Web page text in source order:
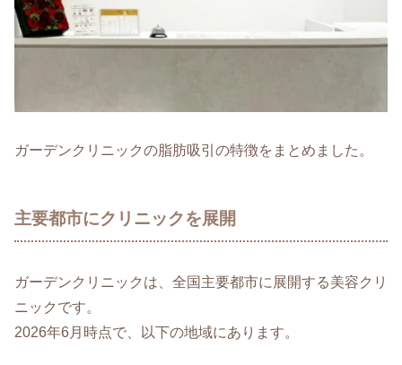
ガーデンクリニックの脂肪吸引の特徴をまとめました。
主要都市にクリニックを展開
ガーデンクリニックは、全国主要都市に展開する美容クリ
ニックです。
2026年6月時点で、以下の地域にあります。